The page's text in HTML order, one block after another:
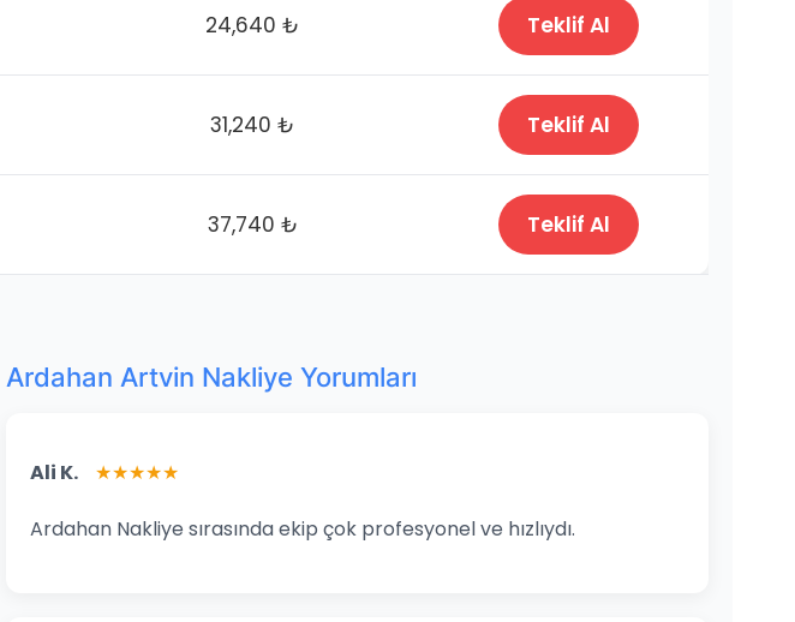
24,640 ₺ Teklif Al
31,240 ₺ Teklif Al
37,740 ₺ Teklif Al
Ardahan Artvin Nakliye Yorumları
Ali K. ★★★★★
Ardahan Nakliye sırasında ekip çok profesyonel ve hızlıydı.